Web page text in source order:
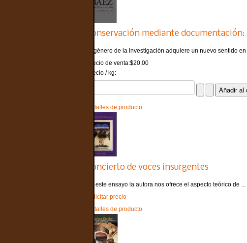
Conservación mediante
El género de la investigación adquiere un nuevo sentido en
Precio de venta:$20.00
Precio / kg:
Detalles de producto
Concierto de voces insurgentes
En este ensayo la autora nos ofrece el aspecto teórico de ...
Solicitar precio
Detalles de producto